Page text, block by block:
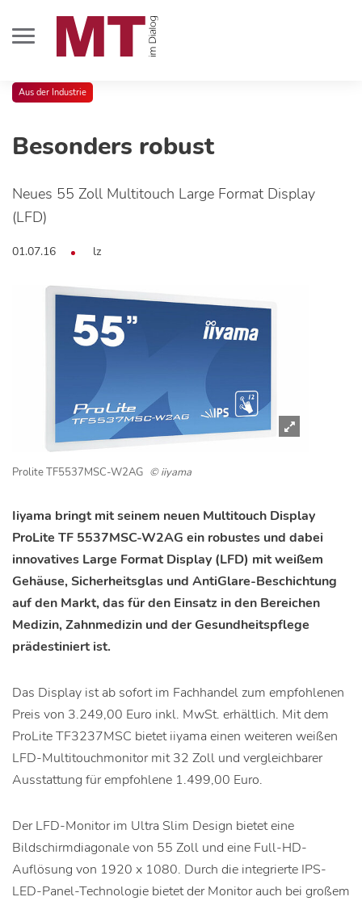
Aus der Industrie
Besonders robust
Neues 55 Zoll Multitouch Large Format Display
(LFD)
01.07.16 lz
Prolite TF5537MSC-W2AG © iiyama
Iiyama bringt mit seinem neuen Multitouch Display
ProLite TF 5537MSC-W2AG ein robustes und dabei
innovatives Large Format Display (LFD) mit weißem
Gehäuse, Sicherheitsglas und AntiGlare-Beschichtung
auf den Markt, das für den Einsatz in den Bereichen
Medizin, Zahnmedizin und der Gesundheitspflege
prädestiniert ist.
Das Display ist ab sofort im Fachhandel zum empfohlenen
Preis von 3.249,00 Euro inkl. MwSt. erhältlich. Mit dem
ProLite TF3237MSC bietet iiyama einen weiteren weißen
LFD-Multitouchmonitor mit 32 Zoll und vergleichbarer
Ausstattung für empfohlene 1.499,00 Euro.
Der LFD-Monitor im Ultra Slim Design bietet eine
Bildschirmdiagonale von 55 Zoll und eine Full-HD-
Auflösung von 1920 x 1080. Durch die integrierte IPS-
LED-Panel-Technologie bietet der Monitor auch bei großem